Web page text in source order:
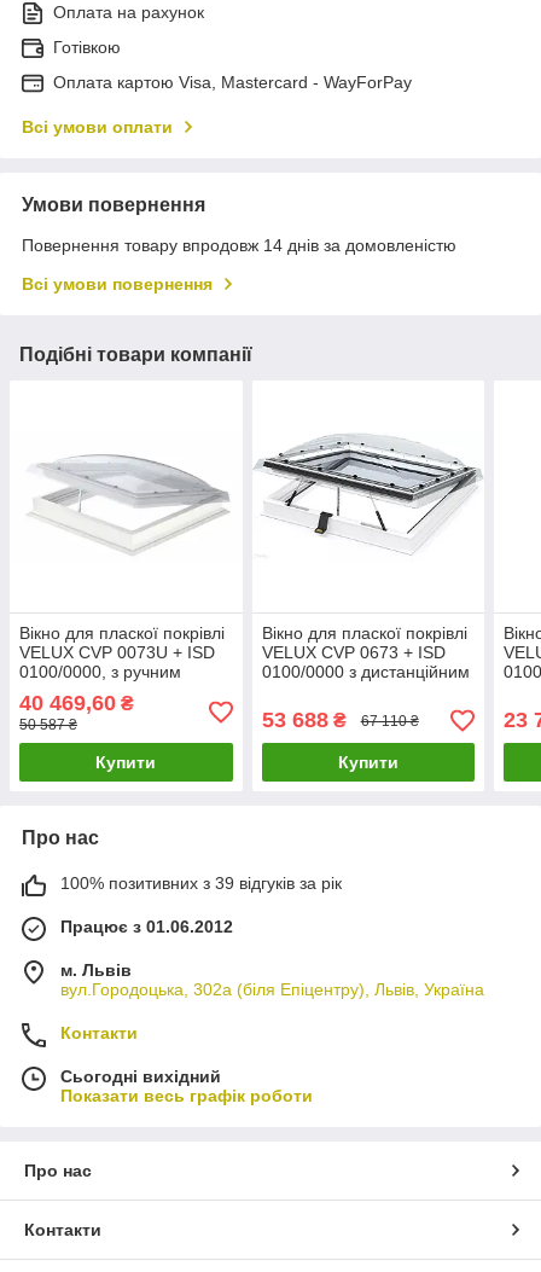
Оплата на рахунок
Готівкою
Оплата картою Visa, Mastercard - WayForPay
Всі умови оплати
Умови повернення
Повернення товару впродовж 14 днів за домовленістю
Всі умови повернення
Подібні товари компанії
Вікно для пласкої покрівлі
VELUX СVP 0073U + ISD
0100/0000, з ручним
керуванням, купол
матовий або прозорий
40 469,60 ₴
50 587 ₴
Купити
Вікно для пласкої покрівлі
VELUX СVP 0673 + ISD
0100/0000 з дистанційним
матовий або прозорий
53 688₴ 67 110 ₴
Купити
23
Про нас
100% позитивних з 39 відгуків за рік
Працює з 01.06.2012
м. Львів
вул.Городоцька, 302а (біля Епіцентру), Львів, Україна
Контакти
Сьогодні вихідний
Показати весь графік роботи
Про нас
Контакти